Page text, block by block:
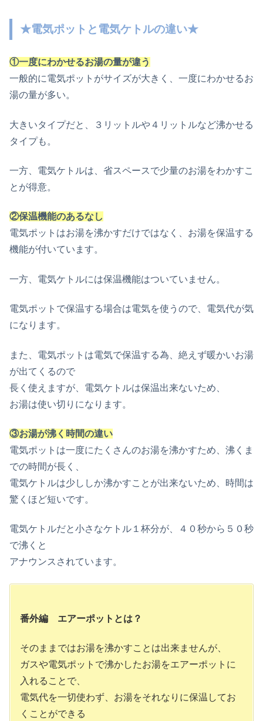
★電気ポットと電気ケトルの違い★
①一度にわかせるお湯の量が違う
一般的に電気ポットがサイズが大きく、一度にわかせるお
湯の量が多い。
大きいタイプだと、３リットルや４リットルなど沸かせる
タイプも。
一方、電気ケトルは、省スペースで少量のお湯をわかすこ
とが得意。
②保温機能のあるなし
電気ポットはお湯を沸かすだけではなく、お湯を保温する
機能が付いています。
一方、電気ケトルには保温機能はついていません。
電気ポットで保温する場合は電気を使うので、電気代が気
になります。
また、電気ポットは電気で保温する為、絶えず暖かいお湯
が出てくるので
長く使えますが、電気ケトルは保温出来ないため、
お湯は使い切りになります。
③お湯が沸く時間の違い
電気ポットは一度にたくさんのお湯を沸かすため、沸くま
での時間が長く、
電気ケトルは少ししか沸かすことが出来ないため、時間は
驚くほど短いです。
電気ケトルだと小さなケトル１杯分が、４０秒から５０秒
で沸くと
アナウンスされています。
番外編 エアーポットとは？
そのままではお湯を沸かすことは出来ませんが、
ガスや電気ポットで沸かしたお湯をエアーポットに
入れることで、
電気代を一切使わず、お湯をそれなりに保温してお
くことができる